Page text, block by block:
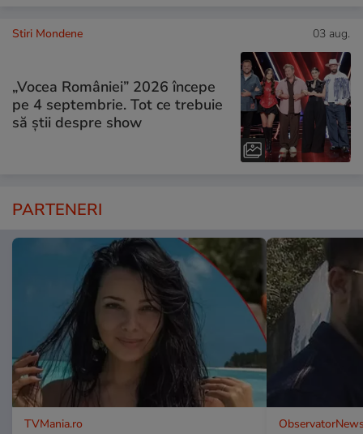
Stiri Mondene 03 aug.
„Vocea României” 2026 începe
pe 4 septembrie. Tot ce trebuie
să știi despre show
PARTENERI
TVMania.ro